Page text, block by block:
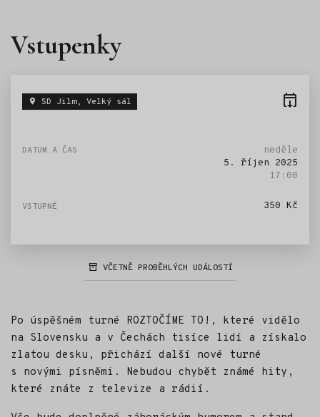
Vstupenky
SD Jilm, Velký sál
neděle
5. říjen 2025
17:00
350 Kč
VČETNĚ PROBĚHLÝCH UDÁLOSTÍ
Po úspěšném turné ROZTOČÍME TO!, které vidělo
na Slovensku a v Čechách tisíce lidí a získalo
zlatou desku, přichází další nové turné
s novými písněmi. Nebudou chybět známé hity,
které znáte z televize a rádií.